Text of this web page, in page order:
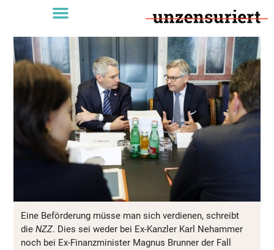
Eine Beförderung müsse man sich verdienen, schreibt
die NZZ. Dies sei weder bei Ex-Kanzler Karl Nehammer
noch bei Ex-Finanzminister Magnus Brunner der Fall